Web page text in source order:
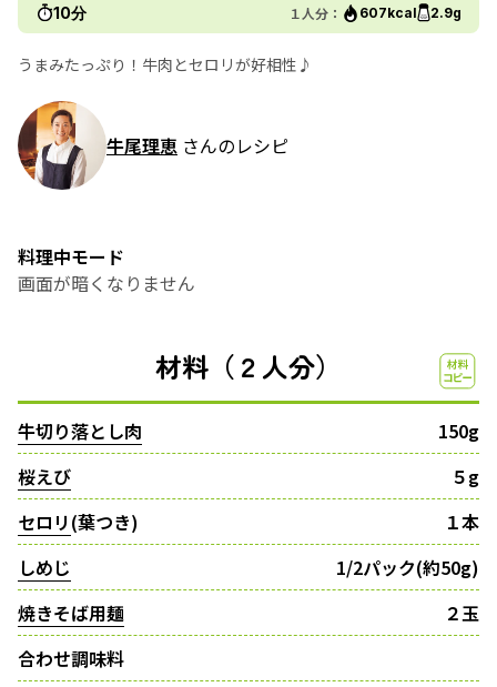
10分 １人分： 607kcal 2.9g
うまみたっぷり！牛肉とセロリが好相性♪
牛尾理恵 さんのレシピ
料理中モード
画面が暗くなりません
材料（２人分）
牛切り落とし肉
150g
桜えび
５g
セロリ (葉つき)
１本
しめじ
1/2パック(約50g)
焼きそば用麺
２玉
合わせ調味料